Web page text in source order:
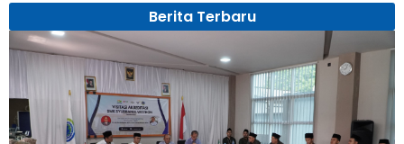
Berita Terbaru